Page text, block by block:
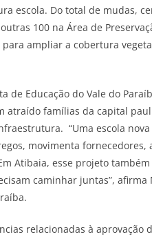
escola. Do total de mudas,
100 na Área de
ampliar a cobertura
de Educação do Vale do
atraído famílias da capital
“Uma escola
movimenta fornecedores,
Atibaia, esse projeto
caminhar juntas”, afirma
relacionadas à aprovação